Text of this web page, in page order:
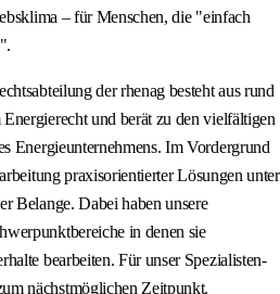
– für Menschen, die "einfach
der rhenag besteht aus rund
und berät zu den vielfältigen
Energieunternehmens. Im Vordergrund
praxisorientierter Lösungen unter
Belange. Dabei haben unsere
in denen sie
bearbeiten. Für unser Spezialisten-
nächstmöglichen Zeitpunkt.